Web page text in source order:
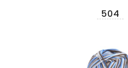
504